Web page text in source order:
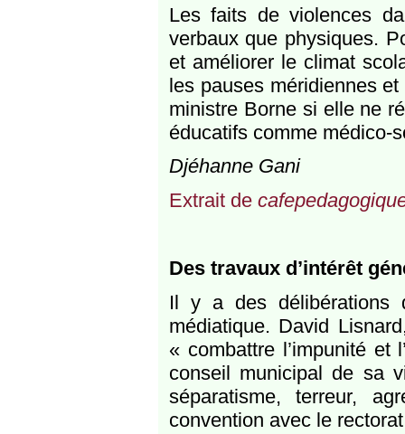
Les faits de violences
verbaux que physiques.
et améliorer le climat
les pauses méridiennes
ministre Borne si elle ne
éducatifs comme médico-
Djéhanne Gani
Extrait de
Des travaux d’intérêt
Il y a des délibérations
médiatique. David
« combattre l’impunité
conseil municipal de sa
séparatisme, terreur,
convention avec le